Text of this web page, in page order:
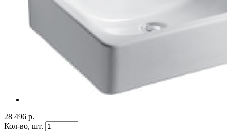
28 496 р.
Кол-во, шт.